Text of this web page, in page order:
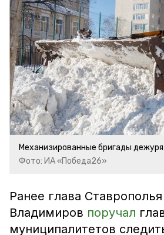
Механизированные бригады
Фото: ИА «Победа26»
Ранее глава
Владимиров поручал
муниципалитетов